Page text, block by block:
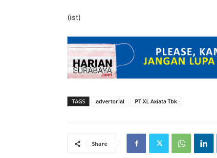
(ist)
TAGS advertorial PT XL Axiata Tbk
Share